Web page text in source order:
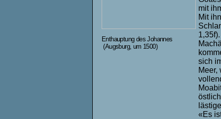
Enthauptung des Johannes
(Augsburg, um 1500)
mit
Mit
sich
Meer,
«Es